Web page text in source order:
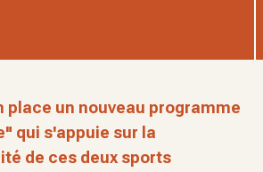
place un nouveau programme
qui s'appuie sur la
de ces deux sports